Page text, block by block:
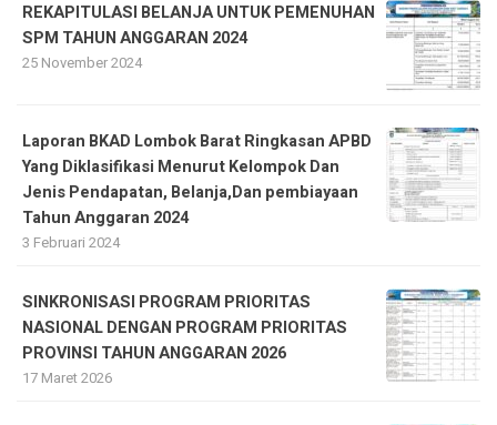
REKAPITULASI BELANJA UNTUK PEMENUHAN
SPM TAHUN ANGGARAN 2024
25 November 2024
Laporan BKAD Lombok Barat Ringkasan APBD
Yang Diklasifikasi Menurut Kelompok Dan
Jenis Pendapatan, Belanja,Dan pembiayaan
Tahun Anggaran 2024
3 Februari 2024
SINKRONISASI PROGRAM PRIORITAS
NASIONAL DENGAN PROGRAM PRIORITAS
PROVINSI TAHUN ANGGARAN 2026
17 Maret 2026